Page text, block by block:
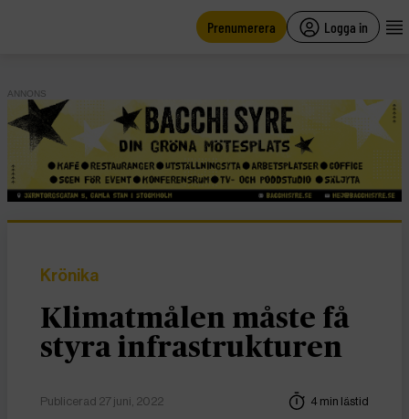
Prenumerera Logga in
ANNONS
Krönika
Klimatmålen måste få
styra infrastrukturen
Publicerad 27 juni, 2022 4 min lästid